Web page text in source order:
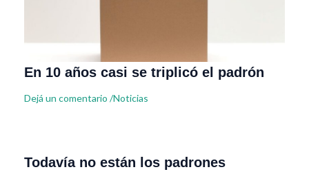
En 10 años casi se triplicó el padrón
Dejá un comentario /Noticias
Todavía no están los padrones